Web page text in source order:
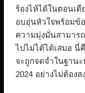
ร้องไห้ได้ในตอนเ
อบอุ่นหัวใจพร้อมข้
ความมุ่งมั่นสามาร
ไปไม่ได้ได้เสมอ นี่
จะถูกจดจำในฐาน
2024 อย่างไม่ต้องส